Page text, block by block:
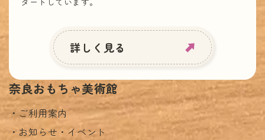
詳しく見る
奈良おもちゃ美術館
ご利用案内
お知らせ・イベント